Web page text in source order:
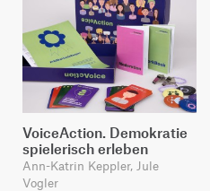
VoiceAction. Demokratie
spielerisch erleben
Ann-Katrin Keppler, Jule
Vogler